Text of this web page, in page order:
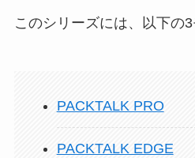
このシリーズには、以下の3
PACKTALK PRO
PACKTALK EDGE